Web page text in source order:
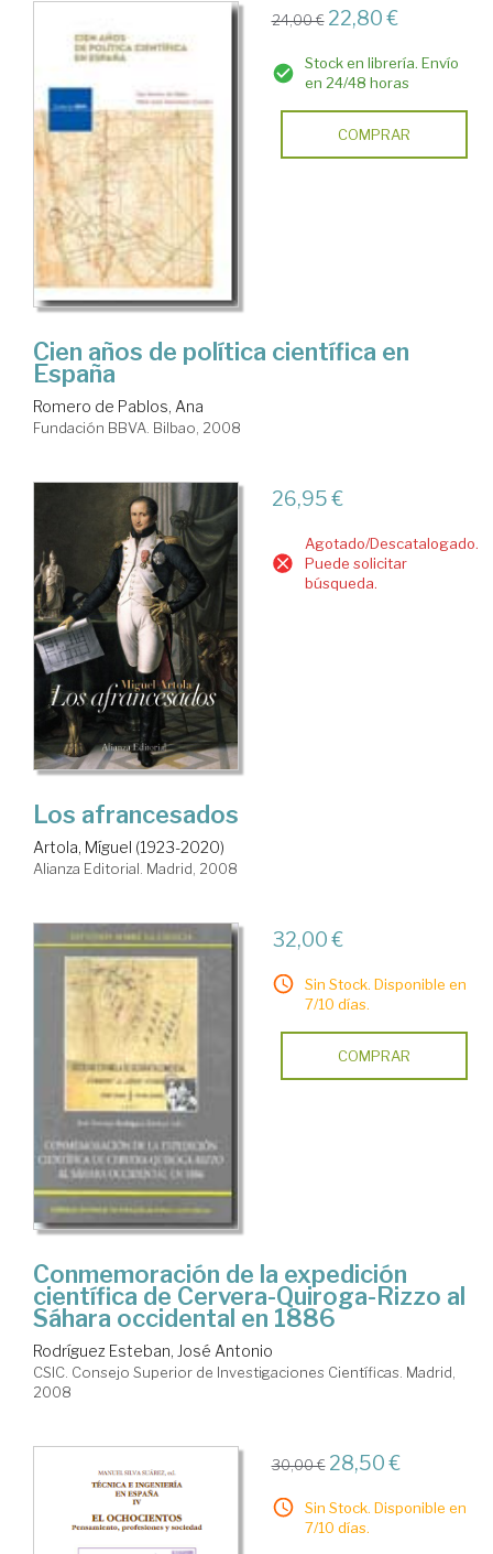
24,00 € 22,80 €
Stock en librería. Envío
en 24/48 horas
COMPRAR
Cien años de política científica en
España
Romero de Pablos, Ana
Fundación BBVA. Bilbao, 2008
26,95 €
Agotado/Descatalogado.
Puede solicitar
búsqueda.
Los afrancesados
Artola, Míguel (1923-2020)
Alianza Editorial. Madrid, 2008
32,00 €
Sin Stock. Disponible en
7/10 días.
COMPRAR
Conmemoración de la expedición
científica de Cervera-Quiroga-Rizzo al
Sáhara occidental en 1886
Rodríguez Esteban, José Antonio
CSIC. Consejo Superior de Investigaciones Científicas. Madrid,
2008
30,00 € 28,50 €
Sin Stock. Disponible en
7/10 días.